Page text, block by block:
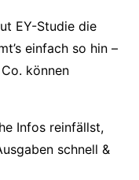
EY-Studie die
einfach so hin –
können
Infos reinfällst,
schnell &